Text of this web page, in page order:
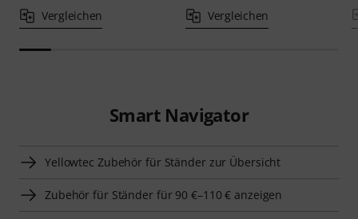
Vergleichen Vergleichen
Smart Navigator
Yellowtec Zubehör für Ständer zur Übersicht
Zubehör für Ständer für 90 €–110 € anzeigen